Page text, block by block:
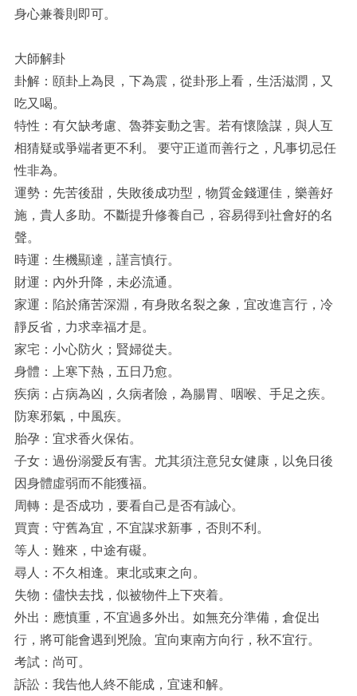
身心兼養則即可。
大師解卦
卦解：頤卦上為艮，下為震，從卦形上看，生活滋潤，又
吃又喝。
特性：有欠缺考慮、魯莽妄動之害。若有懷陰謀，與人互
相猜疑或爭端者更不利。 要守正道而善行之，凡事切忌任
性非為。
運勢：先苦後甜，失敗後成功型，物質金錢運佳，樂善好
施，貴人多助。不斷提升修養自己，容易得到社會好的名
聲。
時運：生機顯達，謹言慎行。
財運：內外升降，未必流通。
家運：陷於痛苦深淵，有身敗名裂之象，宜改進言行，冷
靜反省，力求幸福才是。
家宅：小心防火；賢婦從夫。
身體：上寒下熱，五日乃愈。
疾病：占病為凶，久病者險，為腸胃、咽喉、手足之疾。
防寒邪氣，中風疾。
胎孕：宜求香火保佑。
子女：過份溺愛反有害。尤其須注意兒女健康，以免日後
因身體虛弱而不能獲福。
周轉：是否成功，要看自己是否有誠心。
買賣：守舊為宜，不宜謀求新事，否則不利。
等人：難來，中途有礙。
尋人：不久相逢。東北或東之向。
失物：儘快去找，似被物件上下夾着。
外出：應慎重，不宜過多外出。如無充分準備，倉促出
行，將可能會遇到兇險。宜向東南方向行，秋不宜行。
考試：尚可。
訴訟：我告他人終不能成，宜速和解。